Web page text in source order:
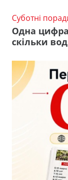
Суботні
Одна
скільки